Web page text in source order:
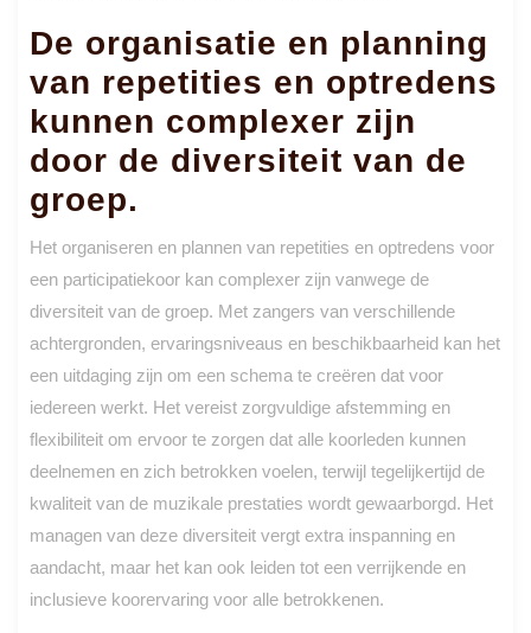
De organisatie en planning
van repetities en optredens
kunnen complexer zijn
door de diversiteit van de
groep.
Het organiseren en plannen van repetities en optredens voor
een participatiekoor kan complexer zijn vanwege de
diversiteit van de groep. Met zangers van verschillende
achtergronden, ervaringsniveaus en beschikbaarheid kan het
een uitdaging zijn om een schema te creëren dat voor
iedereen werkt. Het vereist zorgvuldige afstemming en
flexibiliteit om ervoor te zorgen dat alle koorleden kunnen
deelnemen en zich betrokken voelen, terwijl tegelijkertijd de
kwaliteit van de muzikale prestaties wordt gewaarborgd. Het
managen van deze diversiteit vergt extra inspanning en
aandacht, maar het kan ook leiden tot een verrijkende en
inclusieve koorervaring voor alle betrokkenen.